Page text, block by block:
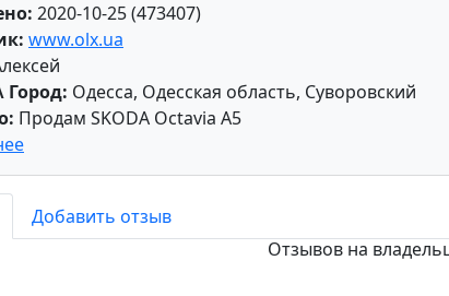
2020-10-25 (473407)
www.olx.ua
Город: Одесса, Одесская область, Суворовский
Продам SKODA Octavia A5
Добавить отзыв
Отзывов на